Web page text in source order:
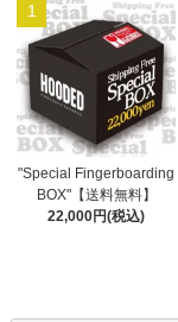
1
"Special Fingerboarding
BOX"【送料無料】
22,000円(税込)